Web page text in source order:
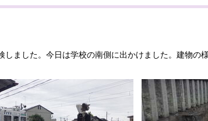
ました。今日は学校の南側に出かけました。建物の